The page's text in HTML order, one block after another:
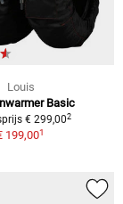
Louis
Basic
€ 299,002
199,001